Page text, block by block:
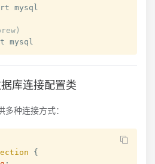
mysql
mysql
库连接配置类
种连接方式：
{